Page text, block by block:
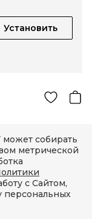
Установить
может собирать
метрической
с Сайтом,
персональных